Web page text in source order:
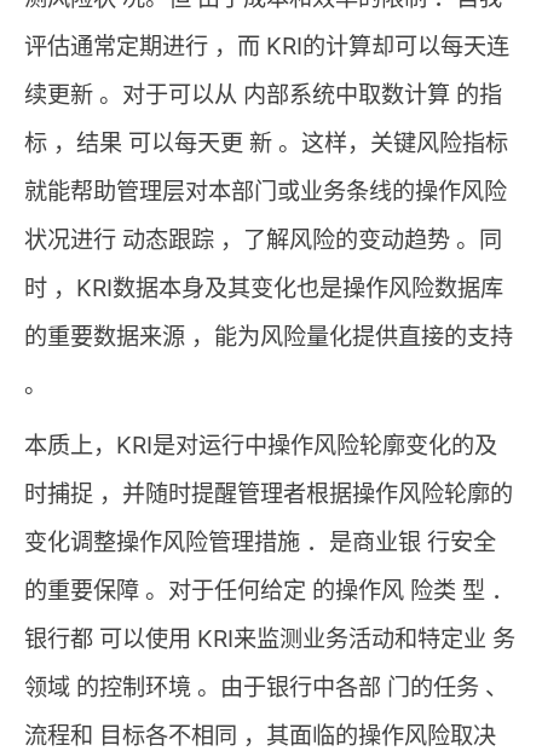
评估通常定期进行 ，而 KRI的计算却可以每天连
续更新 。对于可以从 内部系统中取数计算 的指
标 ，结果 可以每天更 新 。这样，关键风险指标
就能帮助管理层对本部门或业务条线的操作风险
状况进行 动态跟踪 ，了解风险的变动趋势 。同
时 ，KRI数据本身及其变化也是操作风险数据库
的重要数据来源 ，能为风险量化提供直接的支持
。
本质上，KRI是对运行中操作风险轮廓变化的及
时捕捉 ，并随时提醒管理者根据操作风险轮廓的
变化调整操作风险管理措施 ．是商业银 行安全
的重要保障 。对于任何给定 的操作风 险类 型 ．
银行都 可以使用 KRI来监测业务活动和特定业 务
领域 的控制环境 。由于银行中各部 门的任务 、
流程和 目标各不相同 ，其面临的操作风险取决